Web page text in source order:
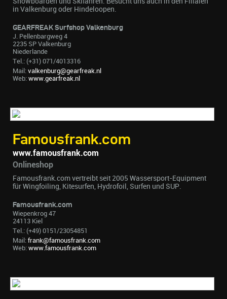
in Valkenburg oder Hindeloopen.
GEARFREAK Surfshop Valkenburg
J. Pellenbargweg 4
2235 SP Valkenburg
Niederlande
Tel.: (+31) 071/4013316
Mail: valkenburg@gearfreak.nl
Web: www.gearfreak.nl
Famousfrank.com
www.famousfrank.com
Onlineshop
Famousfrank.com vertreibt seit 2005 Wassersport-Equipment
für Wingfoiling, Kitesurfen, Hydrofoil, Surfen und SUP.
Famousfrank.com
Wiepenkrog 47
24113 Kiel
Tel.: (+49) 0151/23054851
Mail: frank@famousfrank.com
Web: www.famousfrank.com